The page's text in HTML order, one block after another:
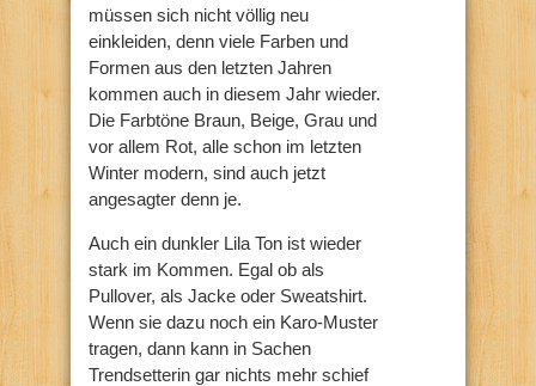
müssen sich nicht völlig neu
einkleiden, denn viele Farben und
Formen aus den letzten Jahren
kommen auch in diesem Jahr wieder.
Die Farbtöne Braun, Beige, Grau und
vor allem Rot, alle schon im letzten
Winter modern, sind auch jetzt
angesagter denn je.
Auch ein dunkler Lila Ton ist wieder
stark im Kommen. Egal ob als
Pullover, als Jacke oder Sweatshirt.
Wenn sie dazu noch ein Karo-Muster
tragen, dann kann in Sachen
Trendsetterin gar nichts mehr schief